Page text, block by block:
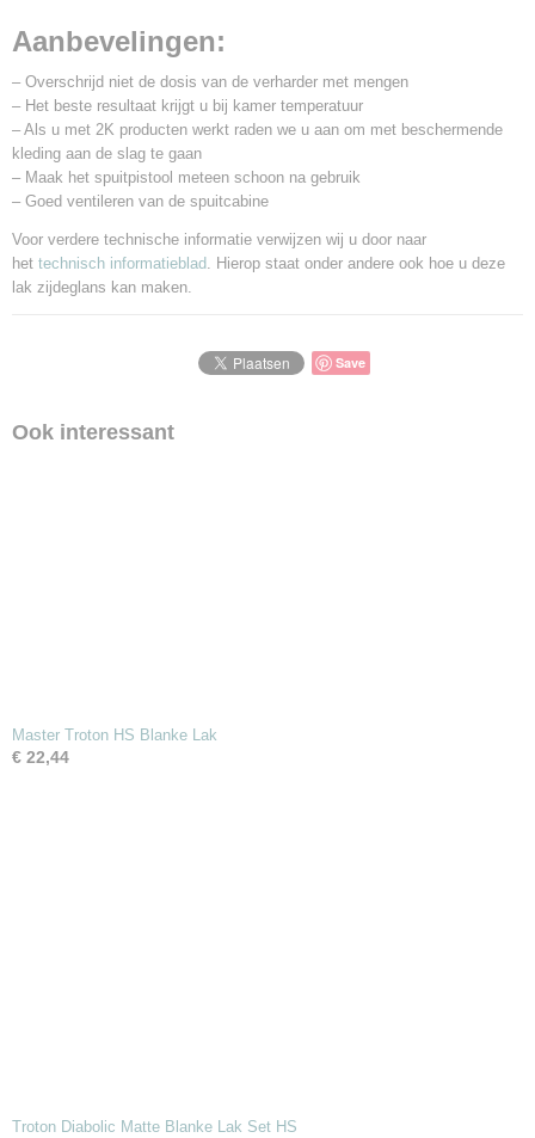
Aanbevelingen:
– Overschrijd niet de dosis van de verharder met mengen
– Het beste resultaat krijgt u bij kamer temperatuur
– Als u met 2K producten werkt raden we u aan om met beschermende
kleding aan de slag te gaan
– Maak het spuitpistool meteen schoon na gebruik
– Goed ventileren van de spuitcabine
Voor verdere technische informatie verwijzen wij u door naar
het technisch informatieblad. Hierop staat onder andere ook hoe u deze
lak zijdeglans kan maken.
Save
Ook interessant
Master Troton HS Blanke Lak
€ 22,44
Troton Diabolic Matte Blanke Lak Set HS